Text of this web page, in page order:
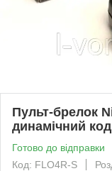
Пульт-брелок
динамічний
Готово до відправки
Код: FLO4R-S